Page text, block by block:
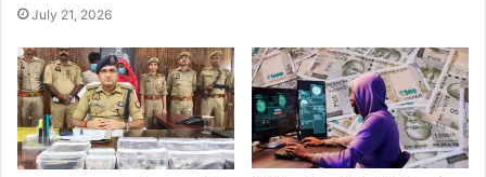
July 21, 2026